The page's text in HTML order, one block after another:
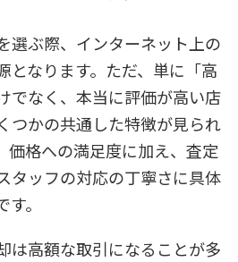
選ぶ際、インターネット上の
となります。ただ、単に「高
でなく、本当に評価が高い店
つかの共通した特徴が見られ
価格への満足度に加え、査定
タッフの対応の丁寧さに具体
。
は高額な取引になることが多